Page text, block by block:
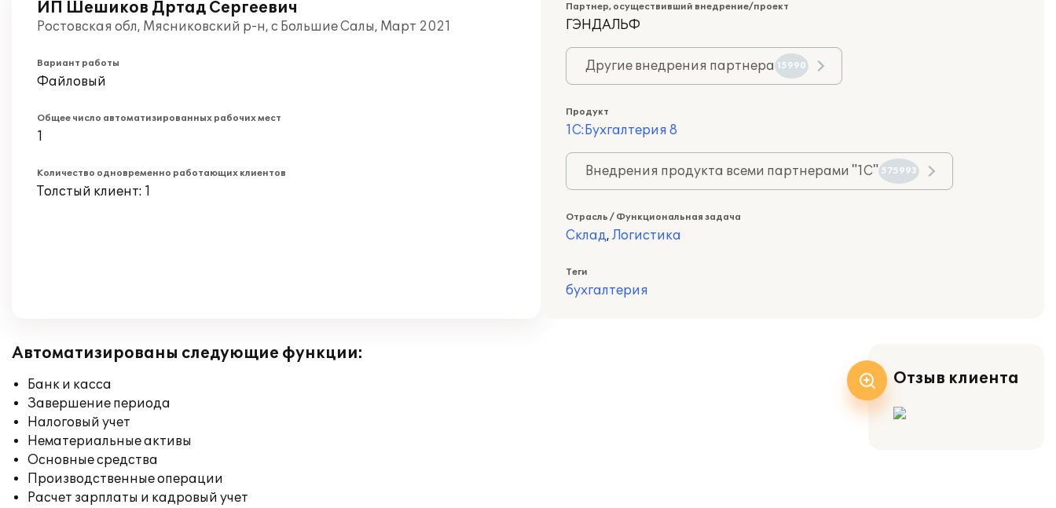
ИП Шешиков Дртад Сергеевич
Ростовская обл, Мясниковский р-н, с Большие Салы, Март 2021
Вариант работы
Файловый
Общее число автоматизированных рабочих мест
1
Количество одновременно работающих клиентов
Толстый клиент: 1
Партнер, осуществивший внедрение/проект
ГЭНДАЛЬФ
Другие внедрения партнера 15990
Продукт
1С:Бухгалтерия 8
Внедрения продукта всеми партнерами "1С" 575993
Отрасль / Функциональная задача
Склад, Логистика
Теги
бухгалтерия
Автоматизированы следующие функции:
Банк и касса
Завершение периода
Налоговый учет
Нематериальные активы
Основные средства
Производственные операции
Расчет зарплаты и кадровый учет
Отзыв клиента